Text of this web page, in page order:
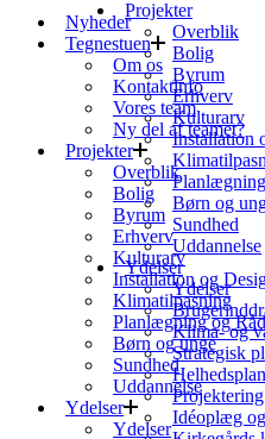
Projekter
Overblik
Bolig
Byrum
Erhverv
Kulturarv
Installation
Børn og
Sundhed
Uddannelse
Ydelser
Ydelser
Klima- og
Strategisk
Helhedsplan
Idéoplæg
Nyheder
Tegnestuen
Om os
Kontaktinfo
Vores team
Ny del af teamet?
Projekter
Overblik
Bolig
Byrum
Erhverv
Kulturarv
Installation og
Klimatilpasning
Planlægning og
Børn og unge
Sundhed
Uddannelse
Ydelser
Ydelser